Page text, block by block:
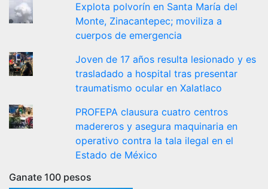
Explota polvorín en Santa María del
Monte, Zinacantepec; moviliza a
cuerpos de emergencia
Joven de 17 años resulta lesionado y es
trasladado a hospital tras presentar
traumatismo ocular en Xalatlaco
PROFEPA clausura cuatro centros
madereros y asegura maquinaria en
operativo contra la tala ilegal en el
Estado de México
Ganate 100 pesos